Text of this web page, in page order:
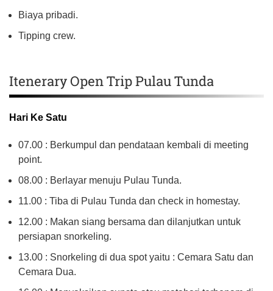
Biaya pribadi.
Tipping crew.
Itenerary Open Trip Pulau Tunda
Hari Ke Satu
07.00 : Berkumpul dan pendataan kembali di meeting
point.
08.00 : Berlayar menuju Pulau Tunda.
11.00 : Tiba di Pulau Tunda dan check in homestay.
12.00 : Makan siang bersama dan dilanjutkan untuk
persiapan snorkeling.
13.00 : Snorkeling di dua spot yaitu : Cemara Satu dan
Cemara Dua.